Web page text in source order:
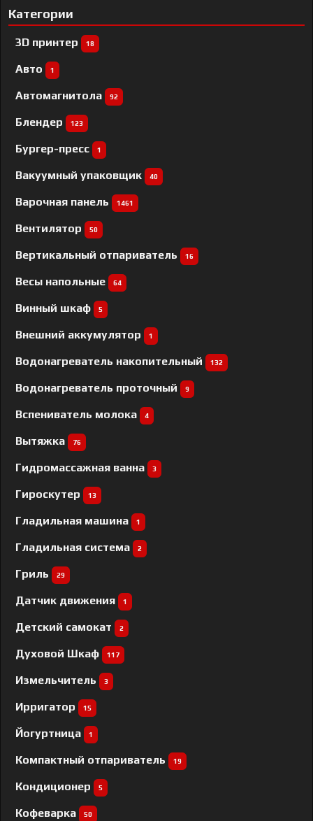
Категории
3D принтер 18
Авто 1
Автомагнитола 92
Блендер 123
Бургер-пресс 1
Вакуумный упаковщик 40
Варочная панель 1461
Вентилятор 50
Вертикальный отпариватель 16
Весы напольные 64
Винный шкаф 5
Внешний аккумулятор 1
Водонагреватель накопительный 132
Водонагреватель проточный 9
Вспениватель молока 4
Вытяжка 76
Гидромассажная ванна 3
Гироскутер 13
Гладильная машина 1
Гладильная система 2
Гриль 29
Датчик движения 1
Детский самокат 2
Духовой Шкаф 117
Измельчитель 3
Ирригатор 15
Йогуртница 1
Компактный отпариватель 19
Кондиционер 5
Кофеварка 50